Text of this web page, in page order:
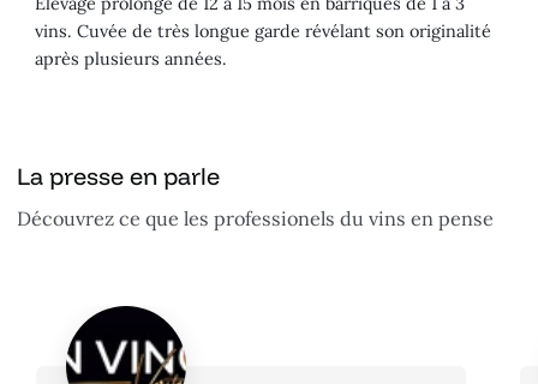
vins. Cuvée de très longue garde révélant son originalité
après plusieurs années.
La presse en parle
Découvrez ce que les professionels du vins en pense